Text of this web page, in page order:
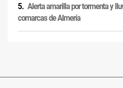
Alerta amarilla por tormenta y
comarcas de Almería